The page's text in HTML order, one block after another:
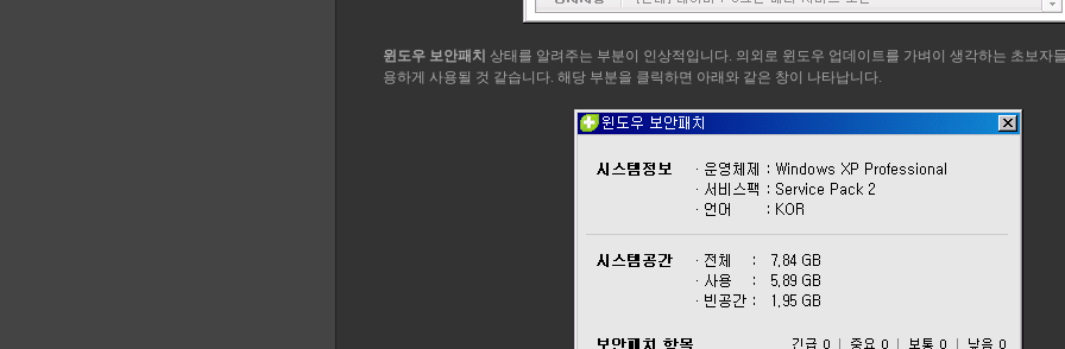
윈도우 보안패치 상태를 알려주는 부분이 인상적입니다. 의외로 윈도우 업데이트를 가벼이 생각하는 초보자
용하게 사용될 것 같습니다. 해당 부분을 클릭하면 아래와 같은 창이 나타납니다.